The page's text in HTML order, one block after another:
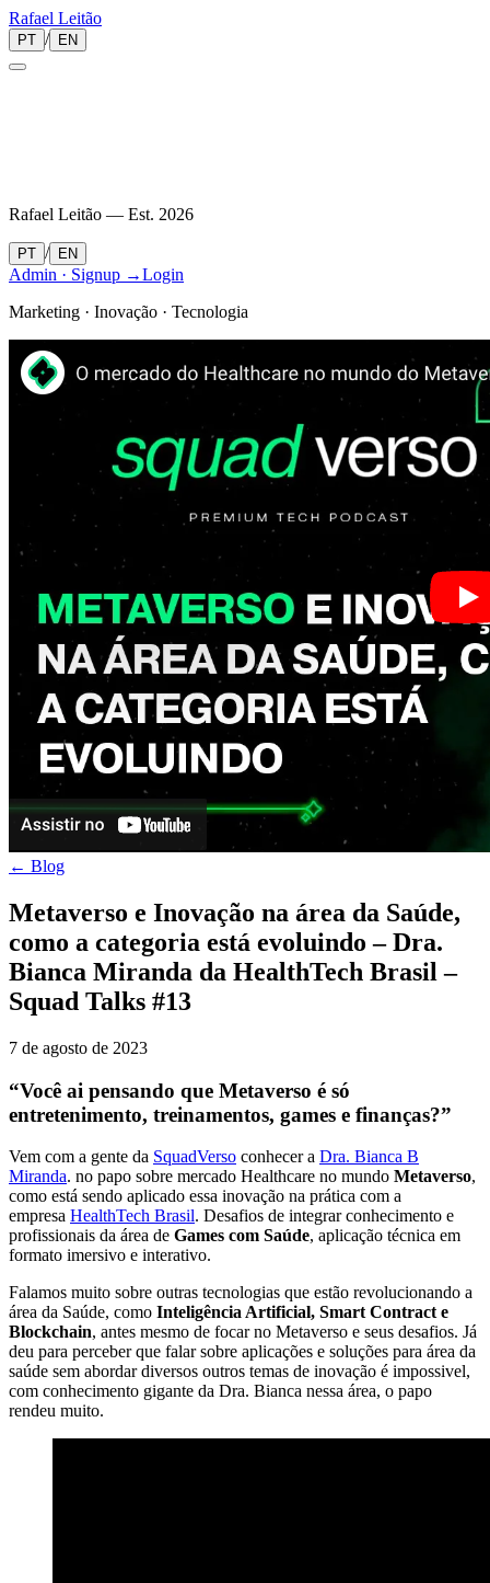
Rafael Leitão
PT / EN
Rafael Leitão — Est. 2026
PT / EN
Admin · Signup →Login
Marketing · Inovação · Tecnologia
← Blog
Metaverso e Inovação na área da Saúde,
como a categoria está evoluindo – Dra.
Bianca Miranda da HealthTech Brasil –
Squad Talks #13
7 de agosto de 2023
“Você ai pensando que Metaverso é só
entretenimento, treinamentos, games e finanças?”
Vem com a gente da SquadVerso conhecer a Dra. Bianca B
Miranda. no papo sobre mercado Healthcare no mundo Metaverso,
como está sendo aplicado essa inovação na prática com a
empresa HealthTech Brasil. Desafios de integrar conhecimento e
profissionais da área de Games com Saúde, aplicação técnica em
formato imersivo e interativo.
Falamos muito sobre outras tecnologias que estão revolucionando a
área da Saúde, como Inteligência Artificial, Smart Contract e
Blockchain, antes mesmo de focar no Metaverso e seus desafios. Já
deu para perceber que falar sobre aplicações e soluções para área da
saúde sem abordar diversos outros temas de inovação é impossivel,
com conhecimento gigante da Dra. Bianca nessa área, o papo
rendeu muito.